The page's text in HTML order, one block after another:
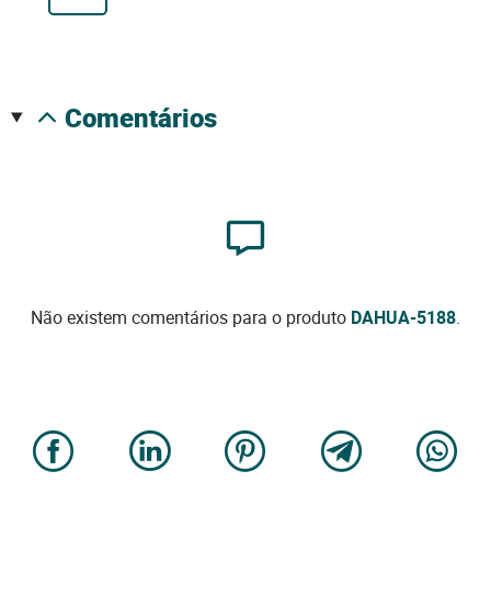
comentários
Não existem comentários para o produto DAHUA-5188.